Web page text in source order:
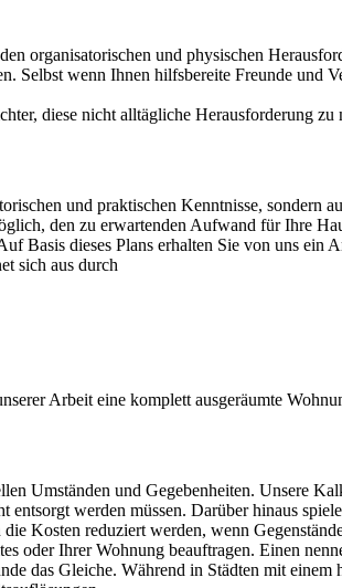
organisatorischen und physischen
wenn Ihnen hilfsbereite Freunde und
diese nicht alltägliche Herausforderung zu
und praktischen Kenntnisse, sondern
den zu erwartenden Aufwand für Ihre
Basis dieses Plans erhalten Sie von uns ein
sich aus durch
Arbeit eine komplett ausgeräumte
Umständen und Gegebenheiten. Unsere
entsorgt werden müssen. Darüber hinaus
Kosten reduziert werden, wenn
oder Ihrer Wohnung beauftragen. Einen
das Gleiche. Während in Städten mit einem